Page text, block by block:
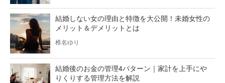
結婚しない女の理由と特徴を大公開！未婚女性の
メリット＆デメリットとは
椎名ゆり
結婚後のお金の管理4パターン｜家計を上手にや
りくりする管理方法を解説